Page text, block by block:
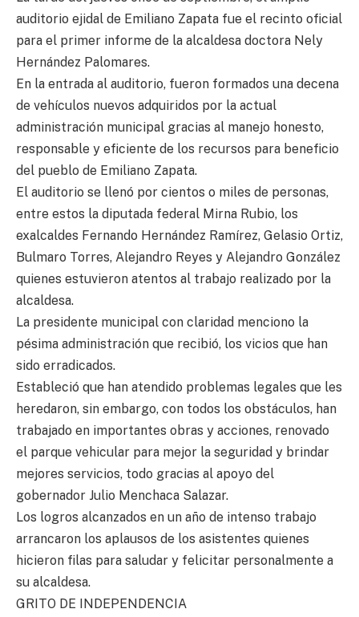
auditorio ejidal de Emiliano Zapata fue el recinto oficial
para el primer informe de la alcaldesa doctora Nely
Hernández Palomares.
En la entrada al auditorio, fueron formados una decena
de vehículos nuevos adquiridos por la actual
administración municipal gracias al manejo honesto,
responsable y eficiente de los recursos para beneficio
del pueblo de Emiliano Zapata.
El auditorio se llenó por cientos o miles de personas,
entre estos la diputada federal Mirna Rubio, los
exalcaldes Fernando Hernández Ramírez, Gelasio Ortiz,
Bulmaro Torres, Alejandro Reyes y Alejandro González
quienes estuvieron atentos al trabajo realizado por la
alcaldesa.
La presidente municipal con claridad menciono la
pésima administración que recibió, los vicios que han
sido erradicados.
Estableció que han atendido problemas legales que les
heredaron, sin embargo, con todos los obstáculos, han
trabajado en importantes obras y acciones, renovado
el parque vehicular para mejor la seguridad y brindar
mejores servicios, todo gracias al apoyo del
gobernador Julio Menchaca Salazar.
Los logros alcanzados en un año de intenso trabajo
arrancaron los aplausos de los asistentes quienes
hicieron filas para saludar y felicitar personalmente a
su alcaldesa.
GRITO DE INDEPENDENCIA